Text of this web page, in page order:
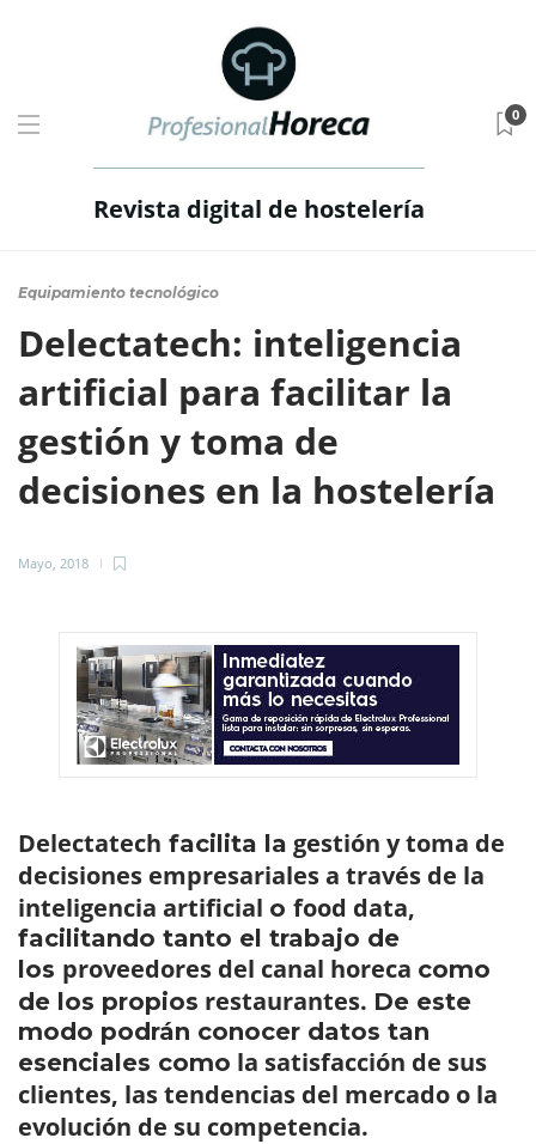
Revista digital de hostelería
0
Equipamiento tecnológico
Delectatech: inteligencia
artificial para facilitar la
gestión y toma de
decisiones en la hostelería
Mayo, 2018
Delectatech facilita la gestión y toma de
decisiones empresariales a través de la
inteligencia artificial o food data,
facilitando tanto el trabajo de
los proveedores del canal horeca como
de los propios restaurantes. De este
modo podrán conocer datos tan
esenciales como la satisfacción de sus
clientes, las tendencias del mercado o la
evolución de su competencia.